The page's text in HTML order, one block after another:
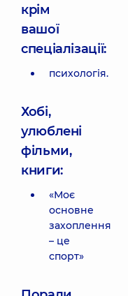
крім
вашої
спеціалізації:
психологія.
Хобі,
улюблені
фільми,
книги:
«Моє
основне
захоплення
– це
спорт»